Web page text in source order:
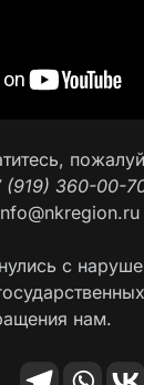
(919) 360-00-
с
нам.